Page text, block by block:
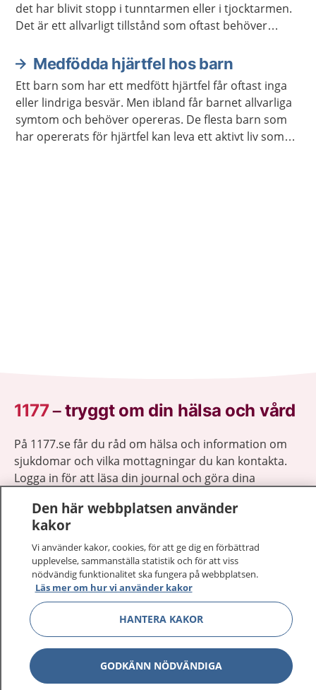
det har blivit stopp i tunntarmen eller i tjocktarmen.
Det är ett allvarligt tillstånd som oftast behöver
Medfödda hjärtfel hos barn
Ett barn som har ett medfött hjärtfel får oftast inga
eller lindriga besvär. Men ibland får barnet allvarliga
symtom och behöver opereras. De flesta barn som
har opererats för hjärtfel kan leva ett aktivt liv som
1177–tryggt om din hälsa och vård
På 1177.se får du råd om hälsa och information om
sjukdomar och vilka mottagningar du kan kontakta.
Logga in för att läsa din journal och göra dina
sjukvårdsrådgivning dygnet runt.
1177 ger dig råd när du vill må bättre.
1177 på flera språk Visa
Om 1177 Visa
Den här webbplatsen använder
kakor
Vi använder kakor, cookies, för att ge dig en förbättrad
upplevelse, sammanställa statistik och för att viss
nödvändig funktionalitet ska fungera på webbplatsen.
Läs mer om hur vi använder kakor
HANTERA KAKOR
GODKÄNN NÖDVÄNDIGA